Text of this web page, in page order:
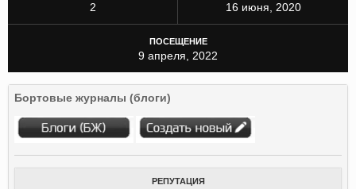
2 16 июня, 2020
ПОСЕЩЕНИЕ
9 апреля, 2022
Бортовые журналы (блоги)
РЕПУТАЦИЯ